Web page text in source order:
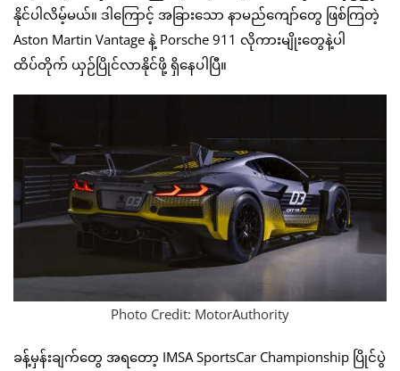
နိုင်ပါလိမ့်မယ်။ ဒါကြောင့် အခြားသော နာမည်ကျော်တွေ ဖြစ်ကြတဲ့
Aston Martin Vantage နဲ့ Porsche 911 လိုကားမျိုးတွေနဲ့ပါ
ထိပ်တိုက် ယှဉ်ပြိုင်လာနိုင်ဖို့ ရှိနေပါပြီ။
Photo Credit: MotorAuthority
ခန့်မှန်းချက်တွေ အရတော့ IMSA SportsCar Championship ပြိုင်ပွဲ